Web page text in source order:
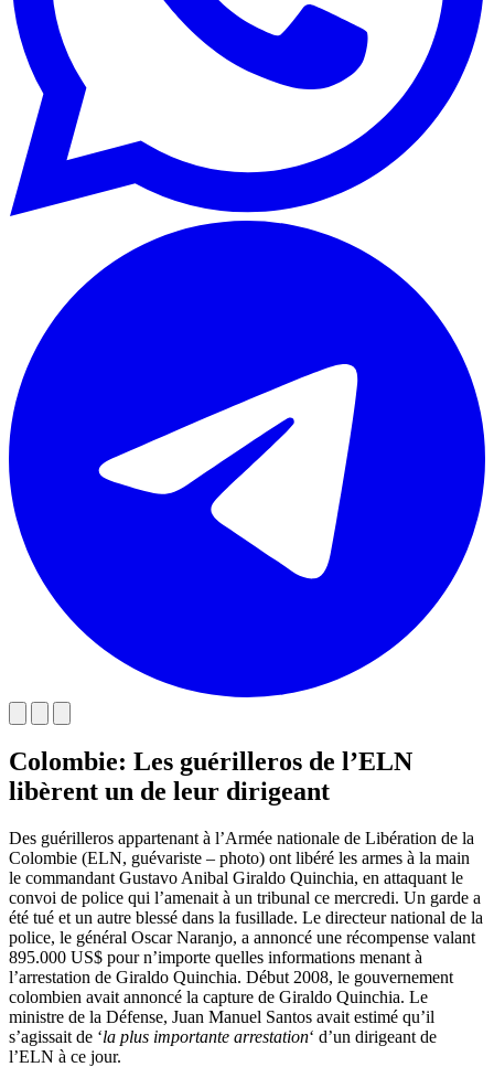
Colombie: Les guérilleros de l’ELN
libèrent un de leur dirigeant
Des guérilleros appartenant à l’Armée nationale de Libération de la
Colombie (ELN, guévariste – photo) ont libéré les armes à la main
le commandant Gustavo Anibal Giraldo Quinchia, en attaquant le
convoi de police qui l’amenait à un tribunal ce mercredi. Un garde a
été tué et un autre blessé dans la fusillade. Le directeur national de la
police, le général Oscar Naranjo, a annoncé une récompense valant
895.000 US$ pour n’importe quelles informations menant à
l’arrestation de Giraldo Quinchia. Début 2008, le gouvernement
colombien avait annoncé la capture de Giraldo Quinchia. Le
ministre de la Défense, Juan Manuel Santos avait estimé qu’il
s’agissait de ‘la plus importante arrestation‘ d’un dirigeant de
l’ELN à ce jour.